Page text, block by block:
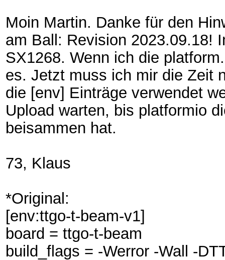
Moin Martin. Danke für den
am Ball: Revision 2023.09.18!
SX1268. Wenn ich die
es. Jetzt muss ich mir die Zeit
die [env] Einträge verwendet
Upload warten, bis platformio
beisammen hat.
73, Klaus
*Original:
[env:ttgo-t-beam-v1]
board = ttgo-t-beam
build_flags = -Werror -Wall -